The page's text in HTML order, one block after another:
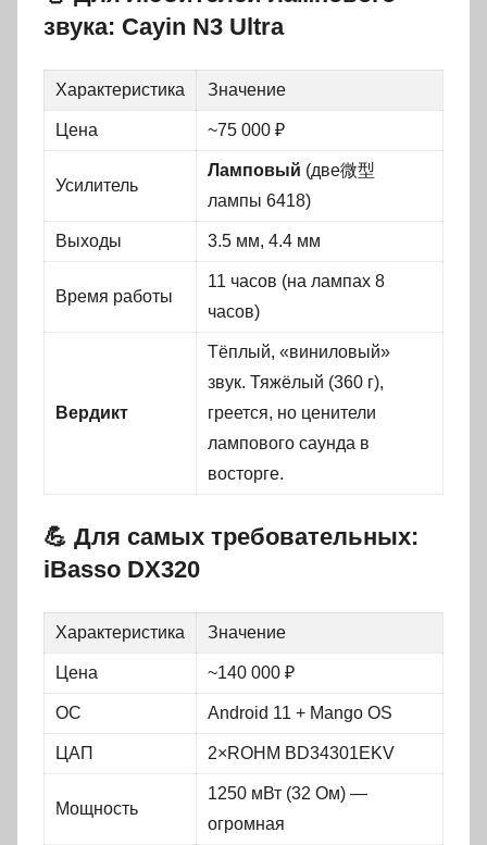
звука: Cayin N3 Ultra
Характеристика Значение
Цена ~75 000 ₽
Усилитель
Ламповый (две微型
лампы 6418)
Выходы 3.5 мм, 4.4 мм
Время работы
11 часов (на лампах 8
часов)
Вердикт
Тёплый, «виниловый»
звук. Тяжёлый (360 г),
греется, но ценители
лампового саунда в
восторге.
💪 Для самых требовательных:
iBasso DX320
Характеристика Значение
Цена ~140 000 ₽
ОС Android 11 + Mango OS
ЦАП 2×ROHM BD34301EKV
Мощность
1250 мВт (32 Ом) —
огромная